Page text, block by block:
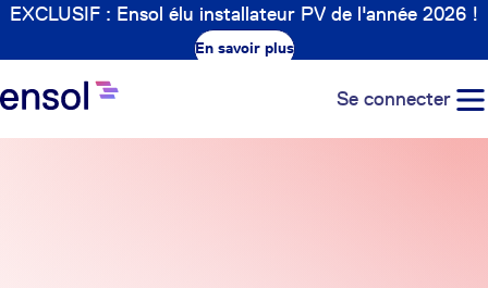
EXCLUSIF : Ensol élu installateur PV de l'année 2026 !
En savoir plus
Se connecter